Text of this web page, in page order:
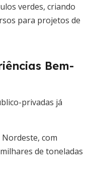
verdes, criando
para projetos de
Bem-
privadas já
com
de toneladas